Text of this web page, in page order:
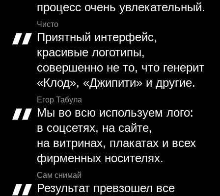
процесс очень увлекательный.
Чисто
Приятный интерфейс,
красивые логотипы,
совершенно не то, что генерит
«Клод», «Джипити» и другие.
Егор Табула
Мы во всю используем лого:
в соцсетях, на сайте,
на витринах, плакатах и всех
фирменных носителях.
Сам снимай
Результат превзошел все